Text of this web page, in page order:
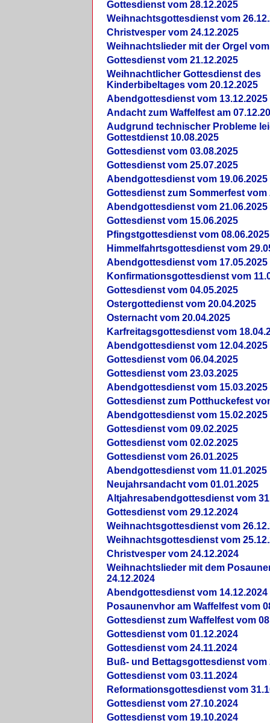
Gottesdienst vom 28.12.2025
Weihnachtsgottesdienst vom
Christvesper vom 24.12.2025
Weihnachtslieder mit der Orgel vom
Gottesdienst vom 21.12.2025
Weihnachtlicher Gottesdienst des
Kinderbibeltages vom 20.12.2025
Abendgottesdienst vom 13.12.2025
Andacht zum Waffelfest am
Audgrund technischer Probleme
Gottestdienst 10.08.2025
Gottesdienst vom 03.08.2025
Gottesdienst vom 25.07.2025
Abendgottesdienst vom 19.06.2025
Gottesdienst zum Sommerfest vom
Abendgottesdienst vom 21.06.2025
Gottesdienst vom 15.06.2025
Pfingstgottesdienst vom 08.06.2025
Himmelfahrtsgottesdienst vom
Abendgottesdienst vom 17.05.2025
Konfirmationsgottesdienst vom
Gottesdienst vom 04.05.2025
Ostergottedienst vom 20.04.2025
Osternacht vom 20.04.2025
Karfreitagsgottesdienst vom
Abendgottesdienst vom 12.04.2025
Gottesdienst vom 06.04.2025
Gottesdienst vom 23.03.2025
Abendgottesdienst vom 15.03.2025
Gottesdienst zum Potthuckefest
Abendgottesdienst vom 15.02.2025
Gottesdienst vom 09.02.2025
Gottesdienst vom 02.02.2025
Gottesdienst vom 26.01.2025
Abendgottesdienst vom 11.01.2025
Neujahrsandacht vom 01.01.2025
Altjahresabendgottesdienst vom
Gottesdienst vom 29.12.2024
Weihnachtsgottesdienst vom
Weihnachtsgottesdienst vom
Christvesper vom 24.12.2024
Weihnachtslieder mit dem
24.12.2024
Abendgottesdienst vom 14.12.2024
Posaunenvhor am Waffelfest vom
Gottesdienst zum Waffelfest vom
Gottesdienst vom 01.12.2024
Gottesdienst vom 24.11.2024
Buß- und Bettagsgottesdienst vom
Gottesdienst vom 03.11.2024
Reformationsgottesdienst vom
Gottesdienst vom 27.10.2024
Gottesdienst vom 19.10.2024